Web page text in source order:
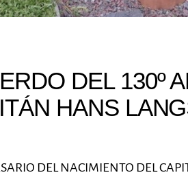
DEL 130º
HANS
DEL NACIMIENTO DEL